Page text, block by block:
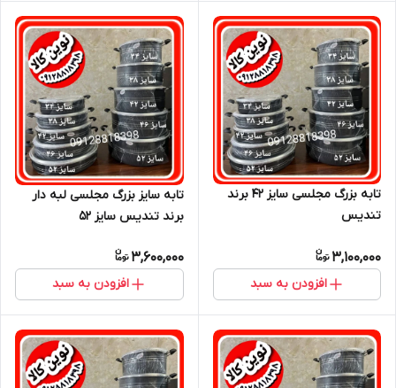
تابه بزرگ مجلسی سایز ۴۲ برند
تندیس
3,100,000
افزودن به سبد
تابه سایز بزرگ مجلسی لبه دار
برند تندیس سایز ۵۲
3,600,000
افزودن به سبد